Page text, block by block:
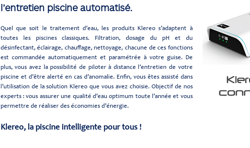
l’entretien piscine automatisé.
Quel que soit le traitement d’eau, les produits Klereo s’adaptent à
toutes les piscines classiques. Filtration, dosage du pH et du
désinfectant, éclairage, chauffage, nettoyage, chacune de ces fonctions
est commandée automatiquement et paramétrée à votre guise. De
plus, vous avez la possibilité de piloter à distance l’entretien de votre
piscine et d’être alerté en cas d’anomalie. Enfin, vous êtes assisté dans
l’utilisation de la solution Klereo que vous avez choisie. Objectif de nos
experts : vous assurer une qualité d’eau optimum toute l’année et vous
permettre de réaliser des économies d’énergie.
Klereo, la piscine intelligente pour tous !